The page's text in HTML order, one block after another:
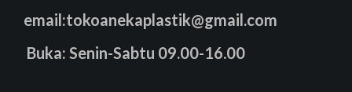
email:tokoanekaplastik@gmail.com
Buka: Senin-Sabtu 09.00-16.00